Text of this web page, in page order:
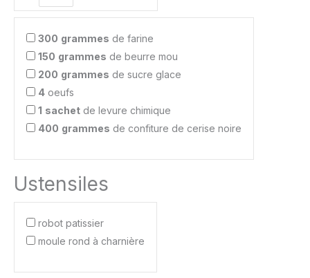
300 grammes de farine
150 grammes de beurre mou
200 grammes de sucre glace
4 oeufs
1 sachet de levure chimique
400 grammes de confiture de cerise noire
Ustensiles
robot patissier
moule rond à charnière